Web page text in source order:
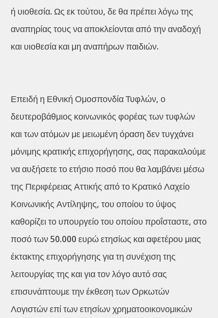
ή υιοθεσία. Ως εκ τούτου, δε θα πρέπει λόγω της
αναπηρίας τους να αποκλείονται από την αναδοχή
και υιοθεσία και μη αναπήρων παιδιών.
Επειδή η Εθνική Ομοσπονδία Τυφλών, ο
δευτεροβάθμιος κοινωνικός φορέας των τυφλών
και των ατόμων με μειωμένη όραση δεν τυγχάνει
μόνιμης κρατικής επιχορήγησης, σας παρακαλούμε
να αυξήσετε το ετήσιο ποσό που θα λαμβάνει μέσω
της Περιφέρειας Αττικής από το Κρατικό Λαχείο
Κοινωνικής Αντίληψης, του οποίου το ύψος
καθορίζει το υπουργείο του οποίου προΐσταστε, στο
ποσό των 50.000 ευρώ ετησίως και αφετέρου μιας
έκτακτης επιχορήγησης για τη συνέχιση της
λειτουργίας της και για τον λόγο αυτό σας
επισυνάπτουμε την έκθεση των Ορκωτών
Λογιστών επί των ετησίων χρηματοοικονομικών